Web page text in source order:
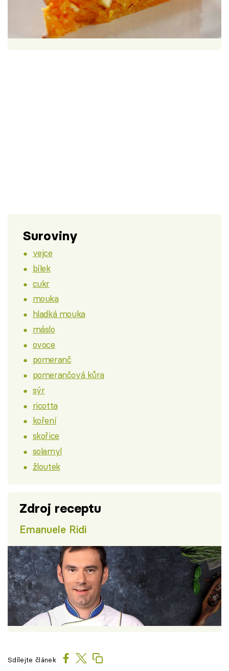
Škola vaření
Recepty z TV1 porce
Suroviny
vejce
bílek
cukr
mouka
hladká mouka
máslo
ovoce
pomeranč
pomerančová kůra
sýr
ricotta
koření
skořice
solamyl
žloutek
Zdroj receptu
Emanuele Ridi
Sdílejte článek